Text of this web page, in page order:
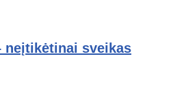
neįtikėtinai sveikas